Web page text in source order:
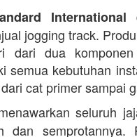
International
jogging track.
dari dua
semua kebutuhan
cat primer sampai
seluruh
semprotannya.